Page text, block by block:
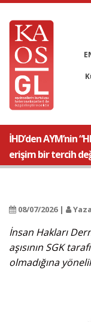
İHD’den AYM’nin
erişim bir tercih
08/07/2026 |
İnsan Hakları
aşısının SGK
olmadığına